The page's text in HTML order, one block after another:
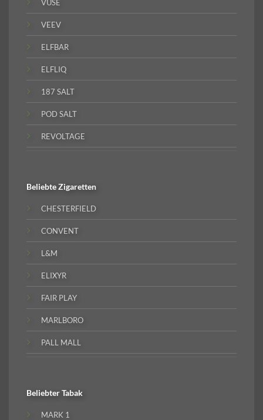
VUSE
VEEV
ELFBAR
ELFLIQ
187 SALT
POD SALT
REVOLTAGE
BeliebteZigaretten
CHESTERFIELD
CONVENT
L&M
ELIXYR
FAIR PLAY
MARLBORO
PALL MALL
BeliebterTabak
MARK 1